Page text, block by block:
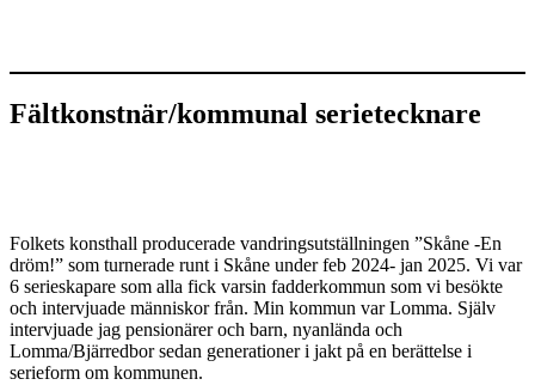
Fältkonstnär/kommunal serietecknare
Folkets konsthall producerade vandringsutställningen ”Skåne -En
dröm!” som turnerade runt i Skåne under feb 2024- jan 2025. Vi var
6 serieskapare som alla fick varsin fadderkommun som vi besökte
och intervjuade människor från. Min kommun var Lomma. Själv
intervjuade jag pensionärer och barn, nyanlända och
Lomma/Bjärredbor sedan generationer i jakt på en berättelse i
serieform om kommunen.